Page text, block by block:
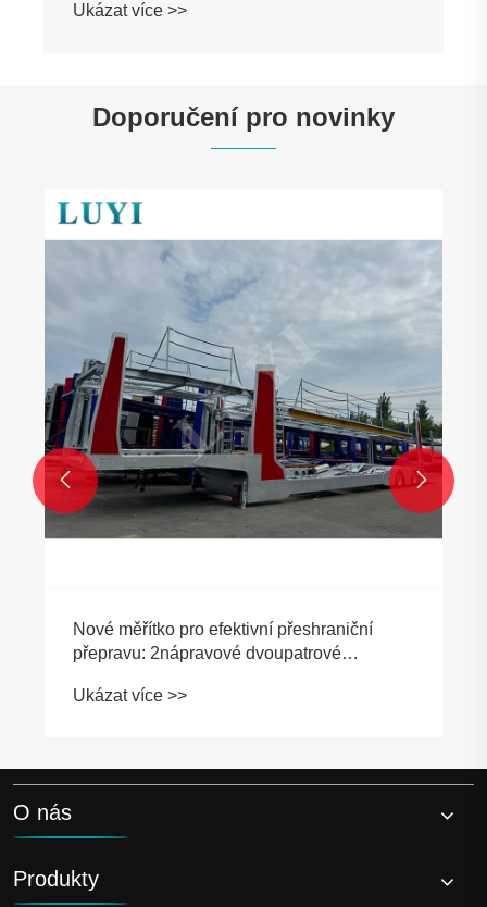
Ukázat více >>
Doporučení pro novinky
Nové měřítko pro efektivní přeshraniční
přepravu: 2nápravové dvoupatrové
logistickou spolupráci
Ukázat více >>
 
O nás
Produkty